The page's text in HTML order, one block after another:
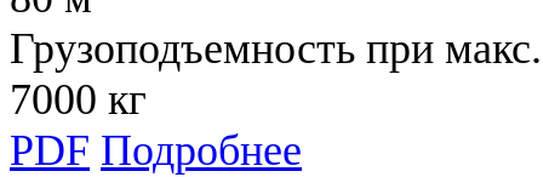
Грузоподъемность при
7000 кг
PDF Подробнее